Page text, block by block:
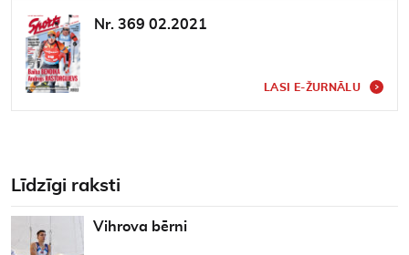
Nr. 369 02.2021
LASI E-ŽURNĀLU
Līdzīgi raksti
Vihrova bērni